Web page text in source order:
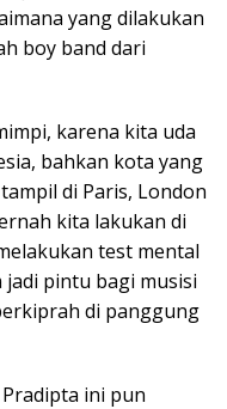
yang dilakukan
boy band dari
karena kita uda
bahkan kota yang
di Paris, London
kita lakukan di
test mental
pintu bagi musisi
di panggung
ini pun